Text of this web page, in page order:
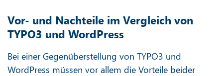
Vor- und Nachteile im Vergleich von
TYPO3 und WordPress
Bei einer Gegenüberstellung von TYPO3 und
WordPress müssen vor allem die Vorteile beider